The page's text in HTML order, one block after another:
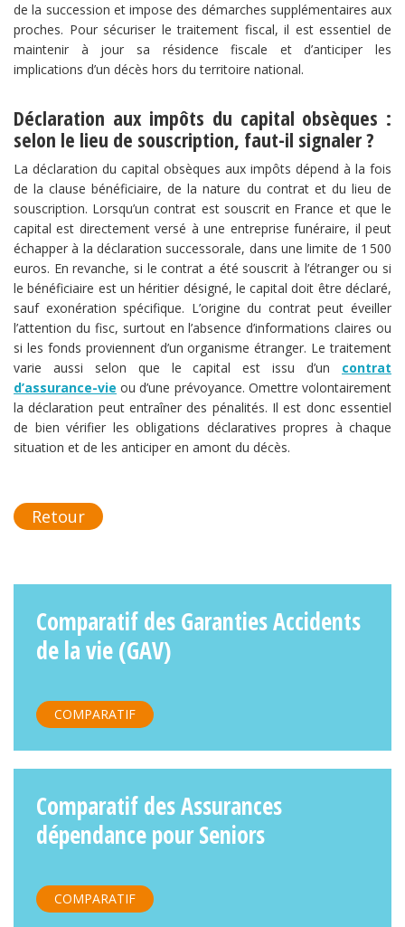
de la succession et impose des démarches supplémentaires aux
proches. Pour sécuriser le traitement fiscal, il est essentiel de
maintenir à jour sa résidence fiscale et d’anticiper les
implications d’un décès hors du territoire national.
Déclaration aux impôts du capital obsèques :
selon le lieu de souscription, faut-il signaler ?
La déclaration du capital obsèques aux impôts dépend à la fois
de la clause bénéficiaire, de la nature du contrat et du lieu de
souscription. Lorsqu’un contrat est souscrit en France et que le
capital est directement versé à une entreprise funéraire, il peut
échapper à la déclaration successorale, dans une limite de 1 500
euros. En revanche, si le contrat a été souscrit à l’étranger ou si
le bénéficiaire est un héritier désigné, le capital doit être déclaré,
sauf exonération spécifique. L’origine du contrat peut éveiller
l’attention du fisc, surtout en l’absence d’informations claires ou
si les fonds proviennent d’un organisme étranger. Le traitement
varie aussi selon que le capital est issu d’un contrat
d’assurance-vie ou d’une prévoyance. Omettre volontairement
la déclaration peut entraîner des pénalités. Il est donc essentiel
de bien vérifier les obligations déclaratives propres à chaque
situation et de les anticiper en amont du décès.
Retour
Comparatif des Garanties Accidents
de la vie (GAV)
COMPARATIF
Comparatif des Assurances
dépendance pour Seniors
COMPARATIF